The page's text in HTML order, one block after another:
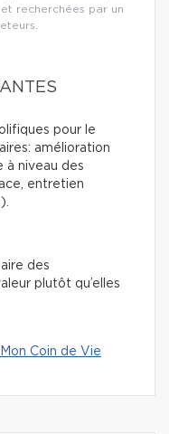
recherchées par un
pour le
amélioration
à niveau des
entretien
des
plutôt qu’elles
Coin de Vie